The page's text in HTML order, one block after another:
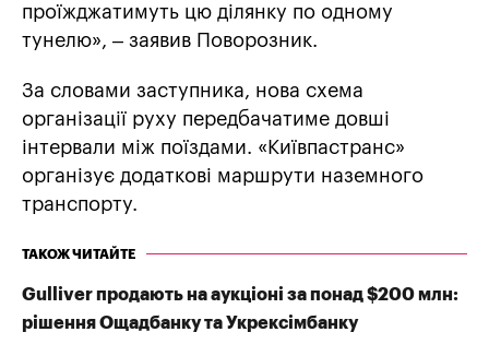
проїжджатимуть цю ділянку по одному
тунелю», – заявив Поворозник.
За словами заступника, нова схема
організації руху передбачатиме довші
інтервали між поїздами. «Київпастранс»
організує додаткові маршрути наземного
транспорту.
ТАКОЖ ЧИТАЙТЕ
Gulliver продають на аукціоні за понад $200 млн:
рішення Ощадбанку та Укрексімбанку